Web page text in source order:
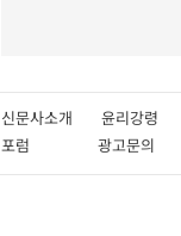
신문사소개 윤리강령
포럼
광고문의